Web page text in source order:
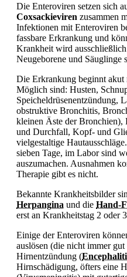
Die Enteroviren setzen sich
Coxsackieviren zusammen
Infektionen mit Enteroviren
fassbare Erkrankung und
Krankheit wird
Neugeborene und Säuglinge
Die Erkrankung beginnt akut
Möglich sind: Husten,
Speicheldrüsenentzündung,
obstruktive Bronchitis,
kleinen Äste der Bronchien),
und Durchfall, Kopf- und
vielgestaltige
sieben Tage, im Labor sind
auszumachen. Ausnahmen
Therapie gibt es nicht.
Bekannte Krankheitsbilder
Herpangina und die Hand-
erst an Krankheitstag 2 oder
Einige der Enteroviren
auslösen (die nicht immer
Hirnentzündung (
Hirnschädigung, öfters eine